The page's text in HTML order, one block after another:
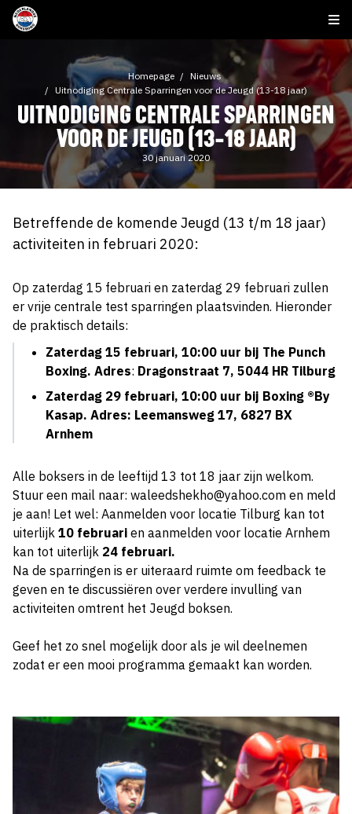
Homepage
Nieuws
Uitnodiging Centrale Sparringen voor de Jeugd (13-18 jaar)
UITNODIGING CENTRALE SPARRINGEN
VOOR DE JEUGD (13-18 JAAR)
30 januari 2020
Betreffende de komende Jeugd (13 t/m 18 jaar)
activiteiten in februari 2020:
Op zaterdag 15 februari en zaterdag 29 februari zullen
er vrije centrale test sparringen plaatsvinden. Hieronder
de praktisch details:
Zaterdag 15 februari, 10:00 uur bij The Punch
Boxing. Adres: Dragonstraat 7, 5044 HR Tilburg
Zaterdag 29 februari, 10:00 uur bij Boxing ®By
Kasap. Adres: Leemansweg 17, 6827 BX
Arnhem
Alle boksers in de leeftijd 13 tot 18 jaar zijn welkom.
Stuur een mail naar: waleedshekho@yahoo.com en meld
je aan! Let wel: Aanmelden voor locatie Tilburg kan tot
uiterlijk 10 februari en aanmelden voor locatie Arnhem
kan tot uiterlijk 24 februari.
Na de sparringen is er uiteraard ruimte om feedback te
geven en te discussiëren over verdere invulling van
activiteiten omtrent het Jeugd boksen.
Geef het zo snel mogelijk door als je wil deelnemen
zodat er een mooi programma gemaakt kan worden.